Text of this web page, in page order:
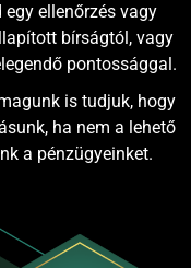
ellenőrzés vagy
bírságtól, vagy
pontossággal.
is tudjuk, hogy
ha nem a lehető
a pénzügyeinket.